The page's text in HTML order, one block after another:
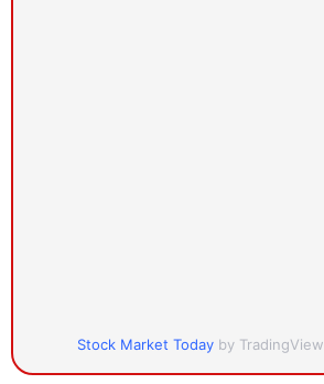
Stock Market Today by TradingView